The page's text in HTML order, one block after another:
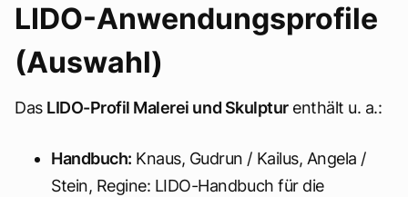
LIDO-Anwendungsprofile
(Auswahl)
Das LIDO-Profil Malerei und Skulpturenthält u. a.:
Handbuch: Knaus, Gudrun / Kailus, Angela /
Stein, Regine: LIDO-Handbuch für die